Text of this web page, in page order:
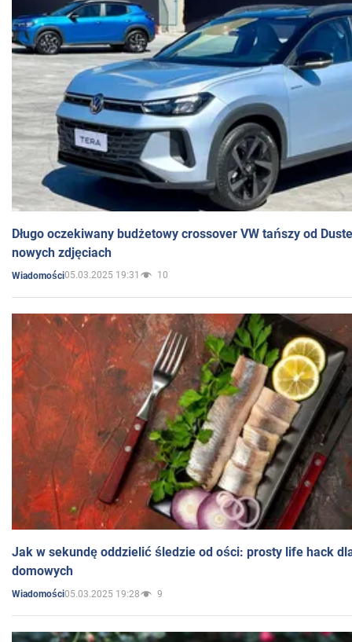
Długo oczekiwany budżetowy crossover VW tańszy od
nowych zdjęciach
Wiadomości05.03.2025 19:31 10
Jak w sekundę oddzielić śledzie od ości: prosty life hack
domowych
Wiadomości05.03.2025 19:28 9